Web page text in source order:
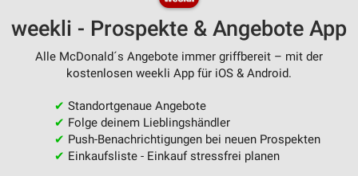
weekli - Prospekte & Angebote App
Alle McDonald´s Angebote immer griffbereit – mit der
kostenlosen weekli App für iOS & Android.
✔ Standortgenaue Angebote
✔ Folge deinem Lieblingshändler
✔ Push-Benachrichtigungen bei neuen Prospekten
✔ Einkaufsliste - Einkauf stressfrei planen